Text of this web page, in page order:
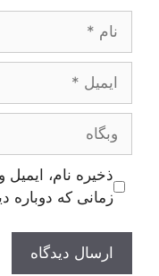
ایمیل
وبگاه
ذخیره نام،
زمانی که دوباره